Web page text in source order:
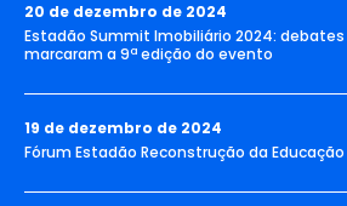
20 de dezembro de 2024
Estadão Summit Imobiliário 2024:
marcaram a 9ª edição do evento
19 de dezembro de 2024
Fórum Estadão Reconstrução da Educação